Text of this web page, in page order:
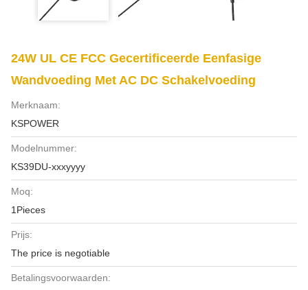
24W UL CE FCC Gecertificeerde Eenfasige
Wandvoeding Met AC DC Schakelvoeding
Merknaam:
KSPOWER
Modelnummer:
KS39DU-xxxyyyy
Moq:
1Pieces
Prijs:
The price is negotiable
Betalingsvoorwaarden: